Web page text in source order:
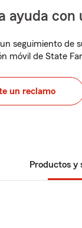
ayuda con
un seguimiento de
móvil de State
un reclamo
Productos y